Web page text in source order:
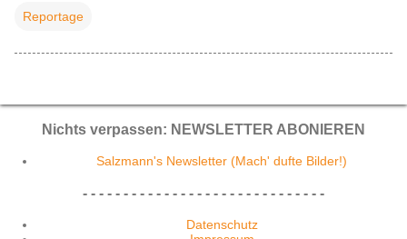
Reportage
Nichts verpassen: NEWSLETTER ABONIEREN
Salzmann's Newsletter (Mach' dufte Bilder!)
- - - - - - - - - - - - - - - - - - - - - - - - - - - - - -
Datenschutz